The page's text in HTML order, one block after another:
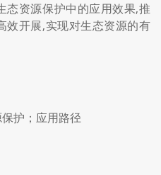
态资源保护中的应用效果,推
效开展,实现对生态资源的有
护；应用路径